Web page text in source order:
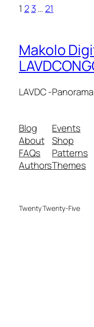
1 2 3… 21
Makolo
LAVDC -
Blog
About
FAQs
Authors
Events
Shop
Patterns
Themes
Twenty Twenty-Five